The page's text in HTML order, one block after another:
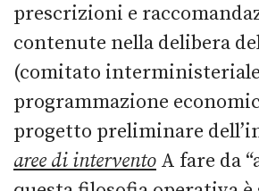
prescrizioni e
contenute nella delibera
(comitato
programmazione
progetto preliminare
aree di intervento A fare da